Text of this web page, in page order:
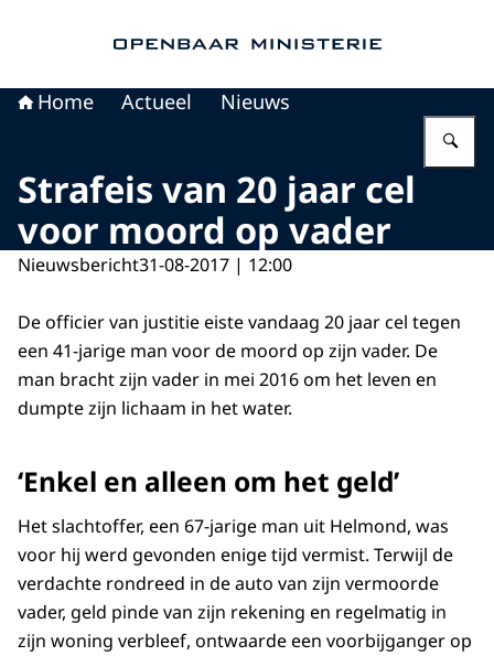
Home Actueel Nieuws
Strafeis van 20 jaar cel
voor moord op vader
Nieuwsbericht31-08-2017 | 12:00
De officier van justitie eiste vandaag 20 jaar cel tegen
een 41-jarige man voor de moord op zijn vader. De
man bracht zijn vader in mei 2016 om het leven en
dumpte zijn lichaam in het water.
‘Enkel en alleen om het geld’
Het slachtoffer, een 67-jarige man uit Helmond, was
voor hij werd gevonden enige tijd vermist. Terwijl de
verdachte rondreed in de auto van zijn vermoorde
vader, geld pinde van zijn rekening en regelmatig in
zijn woning verbleef, ontwaarde een voorbijganger op